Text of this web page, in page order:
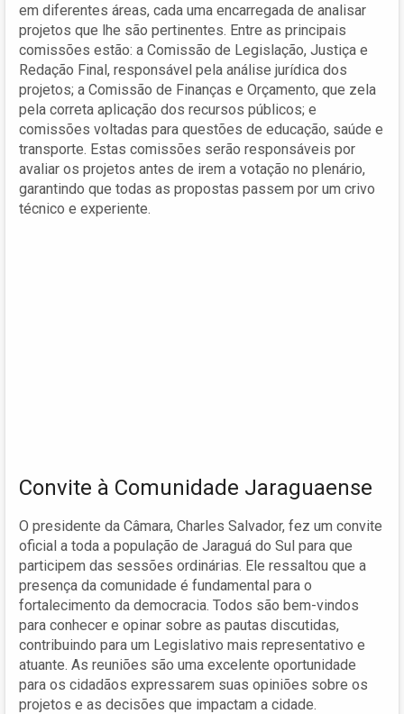
em diferentes áreas, cada uma encarregada de analisar
projetos que lhe são pertinentes. Entre as principais
comissões estão: a Comissão de Legislação, Justiça e
Redação Final, responsável pela análise jurídica dos
projetos; a Comissão de Finanças e Orçamento, que zela
pela correta aplicação dos recursos públicos; e
comissões voltadas para questões de educação, saúde e
transporte. Estas comissões serão responsáveis por
avaliar os projetos antes de irem a votação no plenário,
garantindo que todas as propostas passem por um crivo
técnico e experiente.
Convite à Comunidade Jaraguaense
O presidente da Câmara, Charles Salvador, fez um convite
oficial a toda a população de Jaraguá do Sul para que
participem das sessões ordinárias. Ele ressaltou que a
presença da comunidade é fundamental para o
fortalecimento da democracia. Todos são bem-vindos
para conhecer e opinar sobre as pautas discutidas,
contribuindo para um Legislativo mais representativo e
atuante. As reuniões são uma excelente oportunidade
para os cidadãos expressarem suas opiniões sobre os
projetos e as decisões que impactam a cidade.